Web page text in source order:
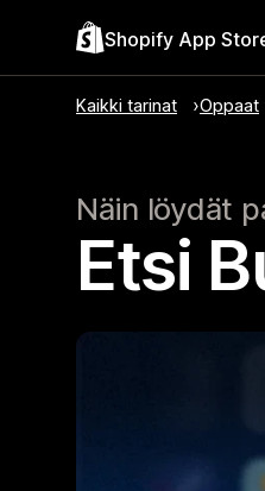
Shopify App
Kaikki tarinat Oppaat
Näin löydät
Etsi